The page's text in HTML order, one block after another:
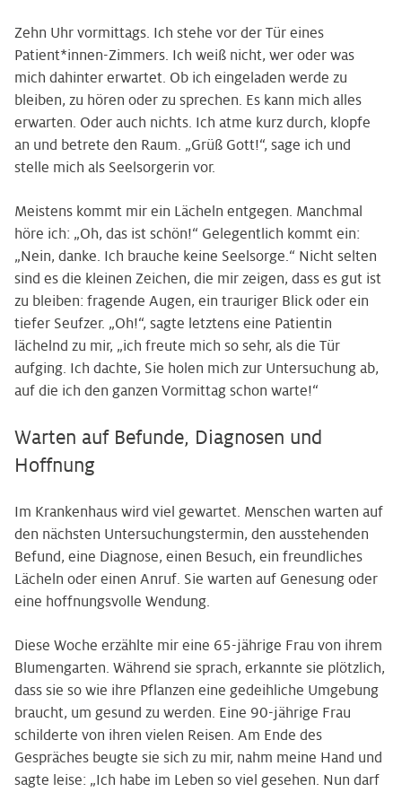
Zehn Uhr vormittags. Ich stehe vor der Tür eines
Patient*innen-Zimmers. Ich weiß nicht, wer oder was
mich dahinter erwartet. Ob ich eingeladen werde zu
bleiben, zu hören oder zu sprechen. Es kann mich alles
erwarten. Oder auch nichts. Ich atme kurz durch, klopfe
an und betrete den Raum. „Grüß Gott!“, sage ich und
stelle mich als Seelsorgerin vor.
Meistens kommt mir ein Lächeln entgegen. Manchmal
höre ich: „Oh, das ist schön!“ Gelegentlich kommt ein:
„Nein, danke. Ich brauche keine Seelsorge.“ Nicht selten
sind es die kleinen Zeichen, die mir zeigen, dass es gut ist
zu bleiben: fragende Augen, ein trauriger Blick oder ein
tiefer Seufzer. „Oh!“, sagte letztens eine Patientin
lächelnd zu mir, „ich freute mich so sehr, als die Tür
aufging. Ich dachte, Sie holen mich zur Untersuchung ab,
auf die ich den ganzen Vormittag schon warte!“
Warten auf Befunde, Diagnosen und
Hoffnung
Im Krankenhaus wird viel gewartet. Menschen warten auf
den nächsten Untersuchungstermin, den ausstehenden
Befund, eine Diagnose, einen Besuch, ein freundliches
Lächeln oder einen Anruf. Sie warten auf Genesung oder
eine hoffnungsvolle Wendung.
Diese Woche erzählte mir eine 65-jährige Frau von ihrem
Blumengarten. Während sie sprach, erkannte sie plötzlich,
dass sie so wie ihre Pflanzen eine gedeihliche Umgebung
braucht, um gesund zu werden. Eine 90-jährige Frau
schilderte von ihren vielen Reisen. Am Ende des
Gespräches beugte sie sich zu mir, nahm meine Hand und
sagte leise: „Ich habe im Leben so viel gesehen. Nun darf